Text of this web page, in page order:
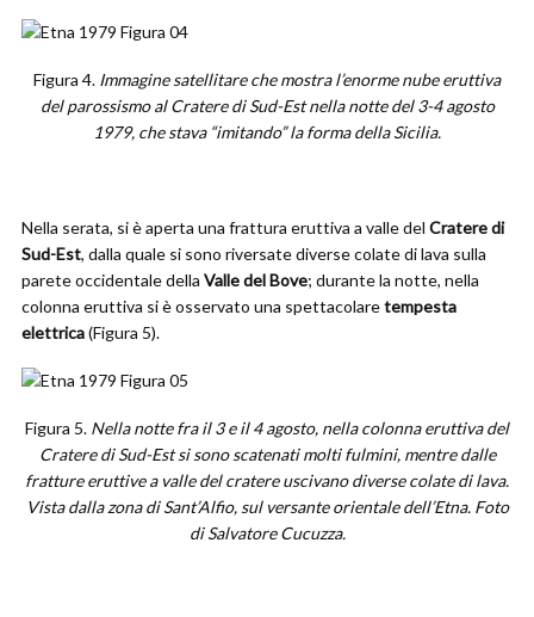
Figura 4. Immagine satellitare che mostra l’enorme nube eruttiva
del parossismo al Cratere di Sud-Est nella notte del 3-4 agosto
1979, che stava “imitando” la forma della Sicilia.
Nella serata, si è aperta una frattura eruttiva a valle del Cratere di
Sud-Est, dalla quale si sono riversate diverse colate di lava sulla
parete occidentale della Valle del Bove; durante la notte, nella
colonna eruttiva si è osservato una spettacolaretempesta
elettrica(Figura 5).
Figura 5. Nella notte fra il 3 e il 4 agosto, nella colonna eruttiva del
Cratere di Sud-Est si sono scatenati molti fulmini, mentre dalle
fratture eruttive a valle del cratere uscivano diverse colate di lava.
Vista dalla zona di Sant’Alfio, sul versante orientale dell’Etna. Foto
di Salvatore Cucuzza.